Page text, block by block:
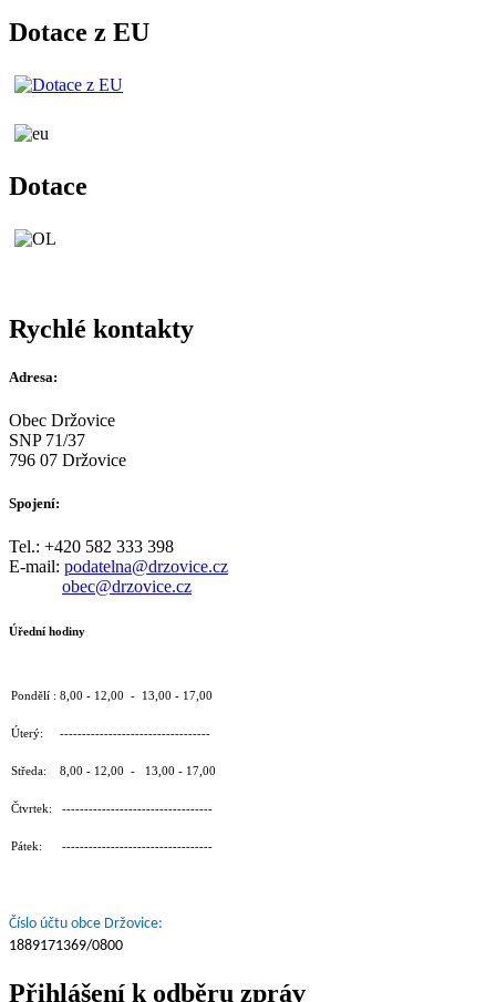
Dotace z EU
Dotace
Rychlé kontakty
Adresa:
Obec Držovice
SNP 71/37
796 07 Držovice
Spojení:
Tel.: +420 582 333 398
E-mail: podatelna@drzovice.cz
obec@drzovice.cz
Úřední hodiny
Pondělí : 8,00 - 12,00 - 13,00 - 17,00
Úterý: ----------------------------------
Středa: 8,00 - 12,00 - 13,00 - 17,00
Čtvrtek: ----------------------------------
Pátek: ----------------------------------
Číslo účtu obce Držovice:
1889171369/0800
Přihlášení k odběru zpráv